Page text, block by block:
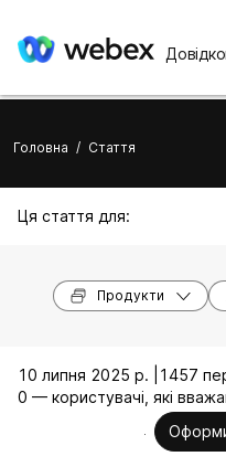
Головна / Стаття
Ця стаття для:
Продукти
10 липня 2025 р. |
1457
0 — користувачі, які